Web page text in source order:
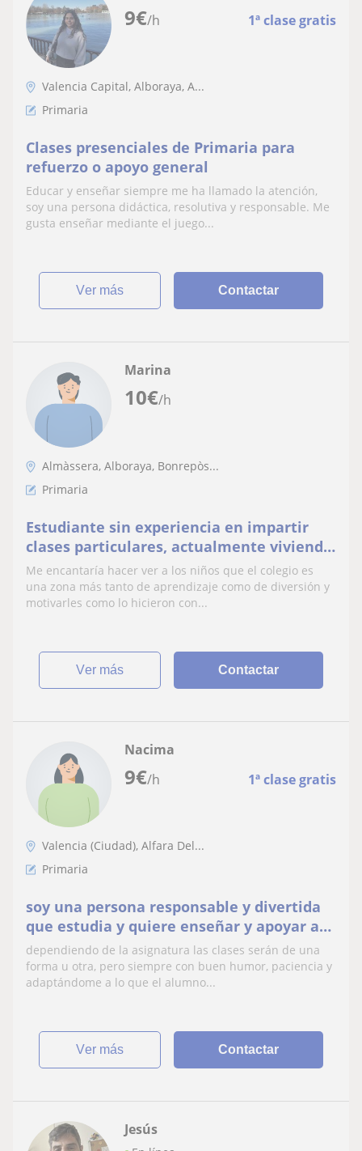
9€/h 1ª clase gratis
Valencia Capital, Alboraya, A...
Primaria
Clases presenciales de Primaria para
refuerzo o apoyo general
Educar y enseñar siempre me ha llamado la atención,
soy una persona didáctica, resolutiva y responsable. Me
gusta enseñar mediante el juego...
ver más Contactar
10€/h
Marina
Almàssera, Alboraya, Bonrepòs...
Primaria
Estudiante sin experiencia en impartir
clases particulares, actualmente viviendo
en valencia
Me encantaría hacer ver a los niños que el colegio es
una zona más tanto de aprendizaje como de diversión y
motivarles como lo hicieron con...
ver más Contactar
9€/h 1ª clase gratis
Nacima
Valencia (Ciudad), Alfara Del...
Primaria
soy una persona responsable y divertida
que estudia y quiere enseñar y apoyar a
quien lo necesite de cualquier forma
dependiendo de la asignatura las clases serán de una
forma u otra, pero siempre con buen humor, paciencia y
adaptándome a lo que el alumno...
ver más Contactar
Jesús